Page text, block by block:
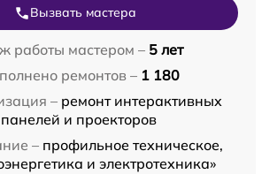
Вызвать мастера
работы мастером – 5 лет
ремонтов – 1 180
– ремонт интерактивных
панелей и проекторов
– профильное техническое,
и электротехника»